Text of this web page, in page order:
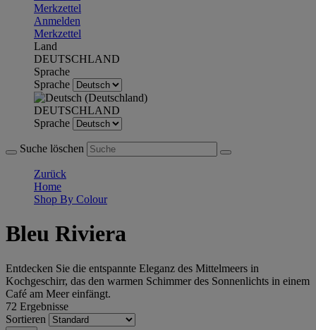
Merkzettel
Anmelden
Merkzettel
Land
DEUTSCHLAND
Sprache
Sprache
DEUTSCHLAND
Sprache
Suche löschen
Zurück
Home
Shop By Colour
Bleu Riviera
Entdecken Sie die entspannte Eleganz des Mittelmeers in
Kochgeschirr, das den warmen Schimmer des Sonnenlichts in einem
Café am Meer einfängt.
72 Ergebnisse
Sortieren